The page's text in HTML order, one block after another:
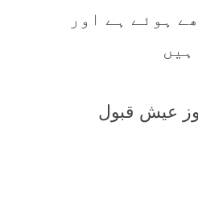
ہوئے ہے اور
عیش قبول